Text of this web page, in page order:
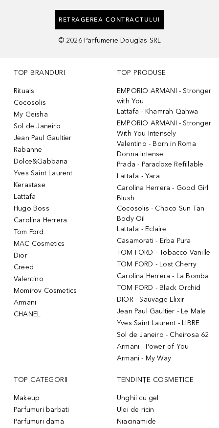
RETRAGEREA CONTRACTULUI
© 2026 Parfumerie Douglas SRL
TOP BRANDURI
Rituals
Cocosolis
My Geisha
Sol de Janeiro
Jean Paul Gaultier
Rabanne
Dolce&Gabbana
Yves Saint Laurent
Kerastase
Lattafa
Hugo Boss
Carolina Herrera
Tom Ford
MAC Cosmetics
Dior
Creed
Valentino
Momirov Cosmetics
Armani
CHANEL
TOP PRODUSE
EMPORIO ARMANI - Stronger
with You
Lattafa - Khamrah Qahwa
EMPORIO ARMANI - Stronger
With You Intensely
Valentino - Born in Roma
Donna Intense
Prada - Paradoxe Refillable
Lattafa - Yara
Carolina Herrera - Good Girl
Blush
Cocosolis - Choco Sun Tan
Body Oil
Lattafa - Eclaire
Casamorati - Erba Pura
TOM FORD - Tobacco Vanille
TOM FORD - Lost Cherry
Carolina Herrera - La Bomba
TOM FORD - Black Orchid
DIOR - Sauvage Elixir
Jean Paul Gaultier - Le Male
Yves Saint Laurent - LIBRE
Sol de Janeiro - Cheirosa 62
Armani - Power of You
Armani - My Way
TOP CATEGORII
Makeup
Parfumuri barbati
Parfumuri dama
TENDINȚE COSMETICE
Unghii cu gel
Ulei de ricin
Niacinamide